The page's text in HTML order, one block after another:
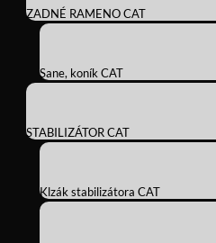
ZADNÉ RAMENO CAT
Sane, koník CAT
STABILIZÁTOR CAT
Klzák stabilizátora CAT